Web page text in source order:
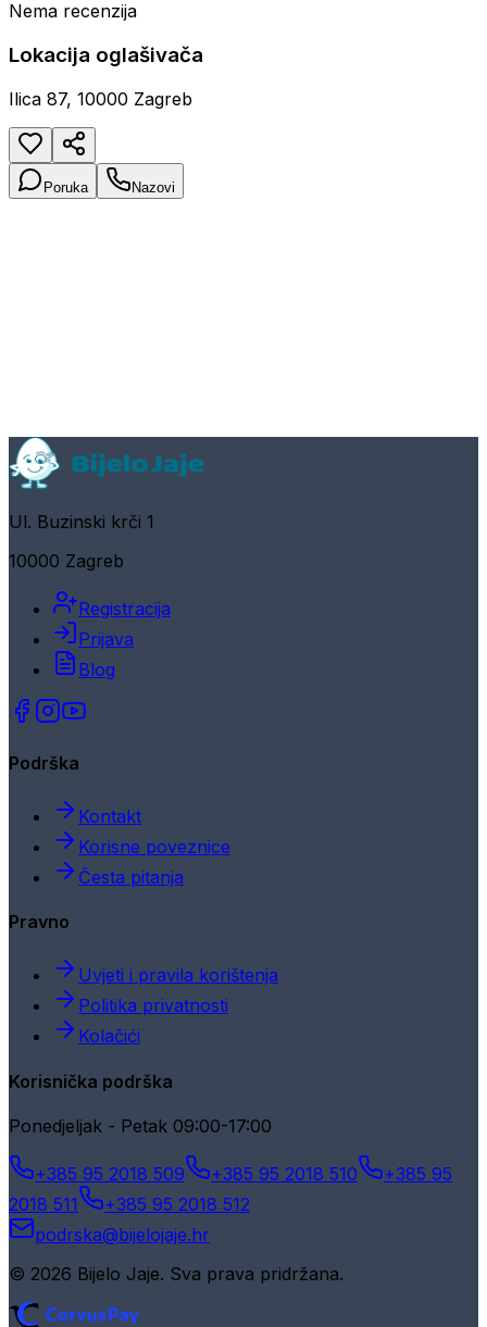
Nema recenzija
Lokacija oglašivača
Ilica 87, 10000 Zagreb
Poruka Nazovi
Ul. Buzinski krči 1
10000 Zagreb
Registracija
Prijava
Blog
Podrška
Kontakt
Korisne poveznice
Česta pitanja
Pravno
Uvjeti i pravila korištenja
Politika privatnosti
Kolačići
Korisnička podrška
Ponedjeljak - Petak 09:00-17:00
+385 95 2018 509 +385 95 2018 510
+385 95
2018 511
+385 95 2018 512
podrska@bijelojaje.hr
© 2026 Bijelo Jaje. Sva prava pridržana.